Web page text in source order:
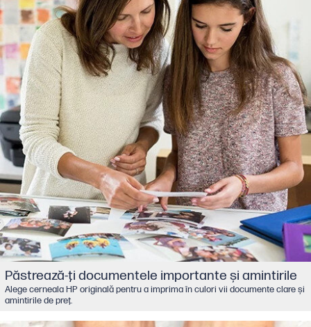
Păstrează-ţi documentele importante şi amintirile
Alege cerneala HP originală pentru a imprima în culori vii documente clare şi
amintirile de preţ.